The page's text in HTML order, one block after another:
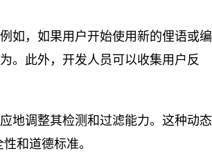
如，如果用户开始使用新的俚语或编
。此外，开发人员可以收集用户反
地调整其检测和过滤能力。这种动态
和道德标准。